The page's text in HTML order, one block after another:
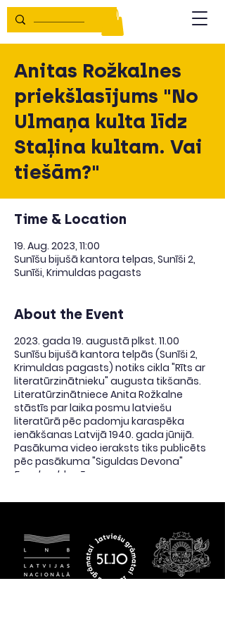
Anitas Rožkalnes
priekšlasījums "No
Ulmaņa kulta līdz
Staļina kultam. Vai
tiešām?"
Time & Location
19. Aug. 2023, 11:00
Sunīšu bijušā kantora telpas, Sunīši 2,
Sunīši, Krimuldas pagasts
About the Event
2023. gada 19. augustā plkst. 11.00
Sunīšu bijušā kantora telpās (Sunīši 2,
Krimuldas pagasts) notiks cikla "Rīts ar
literatūrzinātnieku" augusta tikšanās.
Literatūrzinātniece Anita Rožkalne
stāstīs par laika posmu latviešu
literatūrā pēc padomju karaspēka
ienākšanas Latvijā 1940. gada jūnijā.
Pasākuma video ieraksts tiks publicēts
pēc pasākuma "Siguldas Devona"
Facebook lapā.
1940. gada jūnijā notikusī padomju
Latvijā izraisīja lavīnas efektu ne tikai
politiskajā, sociālajā un saimnieciskajā
dzīvē, bet arī kultūrā.